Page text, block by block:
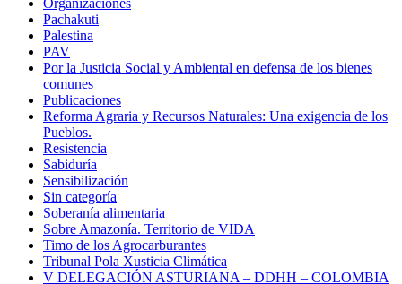
Organizaciones
Pachakuti
Palestina
PAV
Por la Justicia Social y Ambiental en defensa de los bienes
comunes
Publicaciones
Reforma Agraria y Recursos Naturales: Una exigencia de los
Pueblos.
Resistencia
Sabiduría
Sensibilización
Sin categoría
Soberanía alimentaria
Sobre Amazonía. Territorio de VIDA
Timo de los Agrocarburantes
Tribunal Pola Xusticia Climática
V DELEGACIÓN ASTURIANA – DDHH – COLOMBIA